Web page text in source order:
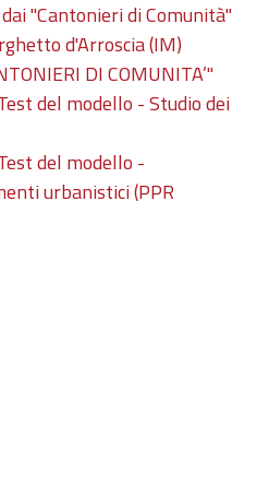
"Cantonieri di Comunità"
d'Arroscia (IM)
DI COMUNITA’"
del modello - Studio dei
del modello -
urbanistici (PPR